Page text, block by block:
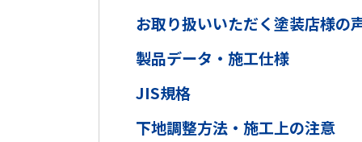
お取り扱いいただく塗装店様の
製品データ・施工仕様
JIS規格
下地調整方法・施工上の注意